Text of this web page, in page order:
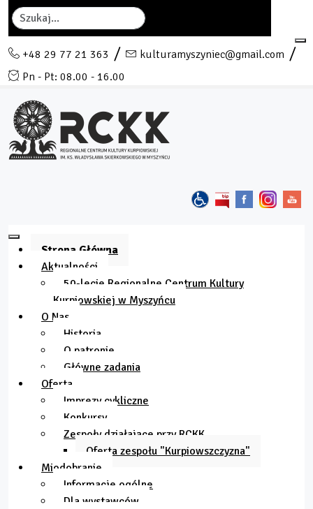
Szukaj
+48 29 77 21 363
kulturamyszyniec@gmail.com
Pn - Pt: 08.00 - 16.00
Strona Główna
Aktualności
50-lecie Regionalne Centrum Kultury
Kurpiowskiej w Myszyńcu
O Nas
Historia
O patronie
Główne zadania
Oferta
Imprezy cykliczne
Konkursy
Zespoły działające przy RCKK
Oferta zespołu "Kurpiowszczyzna"
Miodobranie
Informacje ogólne
Dla wystawców